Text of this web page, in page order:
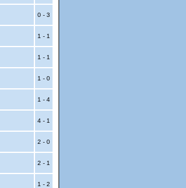
0 - 3
1 - 1
1 - 1
1 - 0
1 - 4
4 - 1
2 - 0
2 - 1
1 - 2